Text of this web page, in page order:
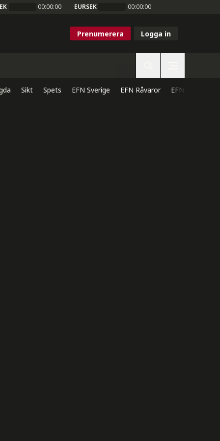
00:00:00 EURSEK 00:00:00
Prenumerera Logga in
Sikt Spets EFN Sverige EFN Råvaror EFN Direkt